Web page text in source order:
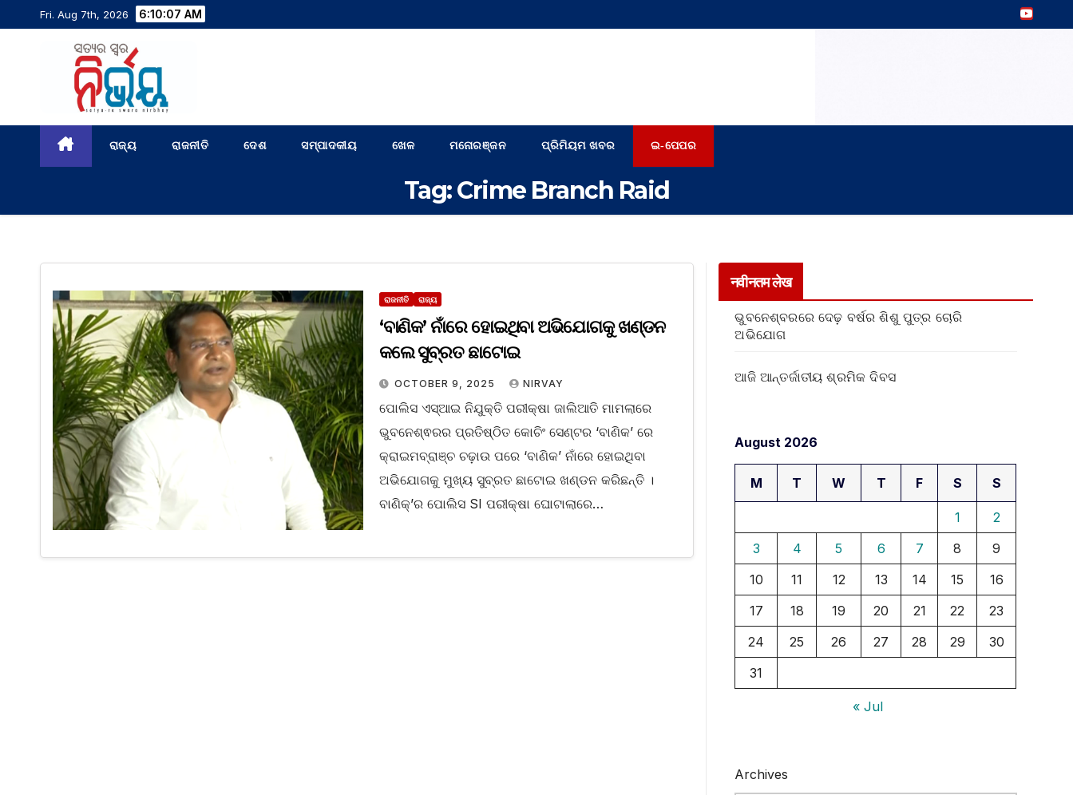
Fri. Aug 7th, 2026 6:10:07 AM
ରାଜ୍ୟ ରାଜନୀତି ଦେଶ ସମ୍ପାଦକୀୟ ଖେଳ ମନୋରଞ୍ଜନ ପ୍ରିମିୟମ ଖବର ଇ-ପେପର
Tag:Crime Branch Raid
ରାଜନୀତି ରାଜ୍ୟ
‘ବାଣିକ’ ନାଁରେ ହୋଇଥିବା ଅଭିଯୋଗକୁ ଖଣ୍ଡନ
କଲେ ସୁବ୍ରତ ଛାଟୋଇ
OCTOBER 9, 2025 NIRVAY
ପୋଲିସ ଏସ୍‌ଆଇ ନିଯୁକ୍ତି ପରୀକ୍ଷା ଜାଲିଆତି ମାମଲାରେ
ଭୁବନେଶ୍ଵରର ପ୍ରତିଷ୍ଠିତ କୋଚିଂ ସେଣ୍ଟର ‘ବାଣିକ’ ରେ
କ୍ରାଇମବ୍ରାଞ୍ଚ ଚଢ଼ାଉ ପରେ ‘ବାଣିକ’ ନାଁରେ ହୋଇଥିବା
ଅଭିଯୋଗକୁ ମୁଖ୍ୟ ସୁବ୍ରତ ଛାଟୋଇ ଖଣ୍ଡନ କରିଛନ୍ତି ।
ବାଣିକ୍‌’ର ପୋଲିସ SI ପରୀକ୍ଷା ଘୋଟାଲାରେ…
नवीनतम लेख
ଭୁବନେଶ୍ବରରେ ଦେଢ଼ ବର୍ଷର ଶିଶୁ ପୁତ୍ର ଚୋରି
ଅଭିଯୋଗ
ଆଜି ଆନ୍ତର୍ଜାତୀୟ ଶ୍ରମିକ ଦିବସ
August 2026
M T W T F S S
1
2
3
4 5 6 7 8
9
10
11 12 13 14 15
16
17
18 19 20 21 22
23
24
25 26 27 28 29
30
31
« Jul
Archives